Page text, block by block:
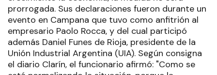
prorrogada. Sus declaraciones fueron durante un
evento en Campana que tuvo como anfitrión al
empresario Paolo Rocca, y del cual participó
además Daniel Funes de Rioja, presidente de la
Unión Industrial Argentina (UIA). Según consigna
el diario Clarín, el funcionario afirmó: "Como se